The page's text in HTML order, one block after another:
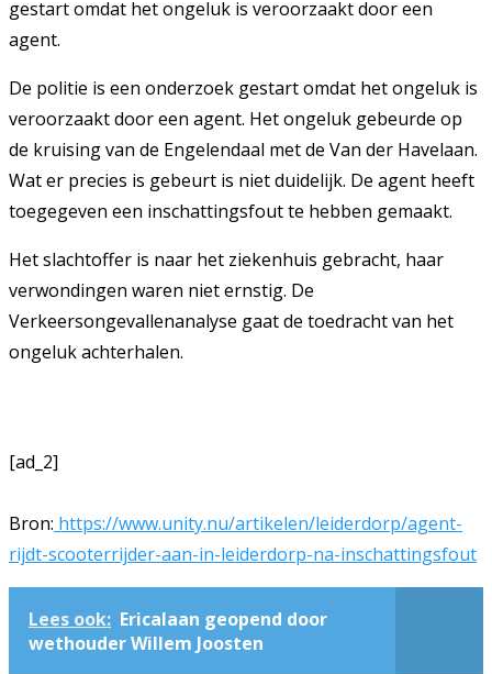
gestart omdat het ongeluk is veroorzaakt door een
agent.
De politie is een onderzoek gestart omdat het ongeluk is
veroorzaakt door een agent. Het ongeluk gebeurde op
de kruising van de Engelendaal met de Van der Havelaan.
Wat er precies is gebeurt is niet duidelijk. De agent heeft
toegegeven een inschattingsfout te hebben gemaakt.
Het slachtoffer is naar het ziekenhuis gebracht, haar
verwondingen waren niet ernstig. De
Verkeersongevallenanalyse gaat de toedracht van het
ongeluk achterhalen.
[ad_2]
Bron: https://www.unity.nu/artikelen/leiderdorp/agent-
rijdt-scooterrijder-aan-in-leiderdorp-na-inschattingsfout
Lees ook: Ericalaan geopend door
wethouder Willem Joosten